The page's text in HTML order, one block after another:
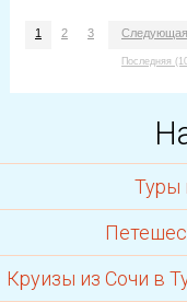
Туры
Круизы из Сочи в